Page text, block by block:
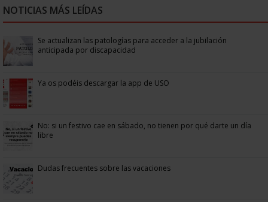
NOTICIAS MÁS LEÍDAS
Se actualizan las patologías para acceder a la jubilación
anticipada por discapacidad
Ya os podéis descargar la app de USO
No: si un festivo cae en sábado, no tienen por qué darte un día
libre
Dudas frecuentes sobre las vacaciones